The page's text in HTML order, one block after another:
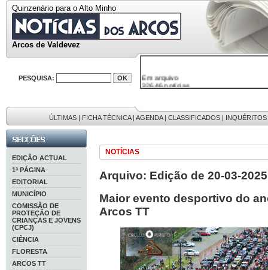
Quinzenário para o Alto Minho
Arcos de Valdevez
PESQUISA:
32646 notícias
38119 fotos
201 registos
ÚLTIMAS | FICHA TÉCNICA| AGENDA| CLASSIFICADOS | INQUÉRITOS
EDIÇÃO ACTUAL
1ª PÁGINA
EDITORIAL
MUNICÍPIO
COMISSÃO DE
PROTEÇÃO DE
CRIANÇAS E JOVENS
(CPCJ)
CIÊNCIA
FLORESTA
ARCOS TT
NOTÍCIAS
Arquivo: Edição de 20-03-2025
Maior evento desportivo do
Arcos TT